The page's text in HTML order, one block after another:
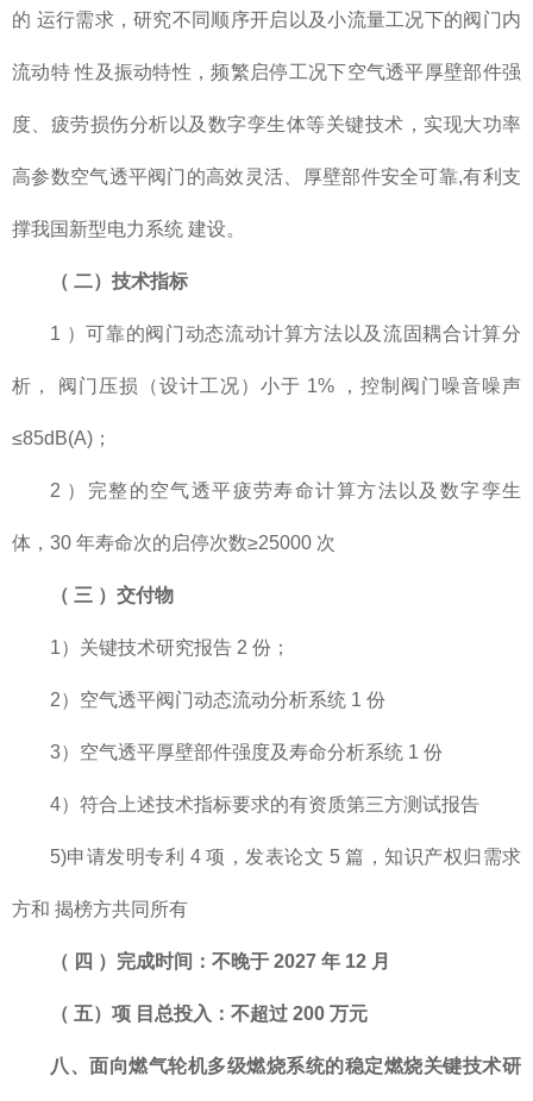
的 运行需求，研究不同顺序开启以及小流量工况下的阀门内
流动特 性及振动特性，频繁启停工况下空气透平厚壁部件强
度、疲劳损伤分析以及数字孪生体等关键技术，实现大功率
高参数空气透平阀门的高效灵活、厚壁部件安全可靠,有利支
撑我国新型电力系统 建设。
（ 二）技术指标
1 ）可靠的阀门动态流动计算方法以及流固耦合计算分
析， 阀门压损（设计工况）小于 1% ，控制阀门噪音噪声
≤85dB(A)；
2 ）完整的空气透平疲劳寿命计算方法以及数字孪生
体，30 年寿命次的启停次数≥25000 次
（ 三 ）交付物
1）关键技术研究报告 2 份；
2）空气透平阀门动态流动分析系统 1 份
3）空气透平厚壁部件强度及寿命分析系统 1 份
4）符合上述技术指标要求的有资质第三方测试报告
5)申请发明专利 4 项，发表论文 5 篇，知识产权归需求
方和 揭榜方共同所有
（ 四 ）完成时间：不晚于 2027 年 12 月
（ 五）项 目总投入：不超过 200 万元
八、面向燃气轮机多级燃烧系统的稳定燃烧关键技术研